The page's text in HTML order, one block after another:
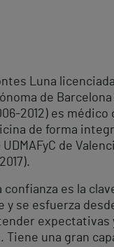
Luna
de Barcelona
2012) es médico
de forma
de
confianza es la
y se esfuerza
expectativas
Tiene una gran